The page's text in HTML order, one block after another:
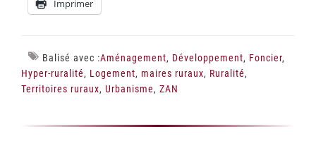
Imprimer
Balisé avec :Aménagement, Développement, Foncier,
Hyper-ruralité, Logement, maires ruraux, Ruralité,
Territoires ruraux, Urbanisme, ZAN